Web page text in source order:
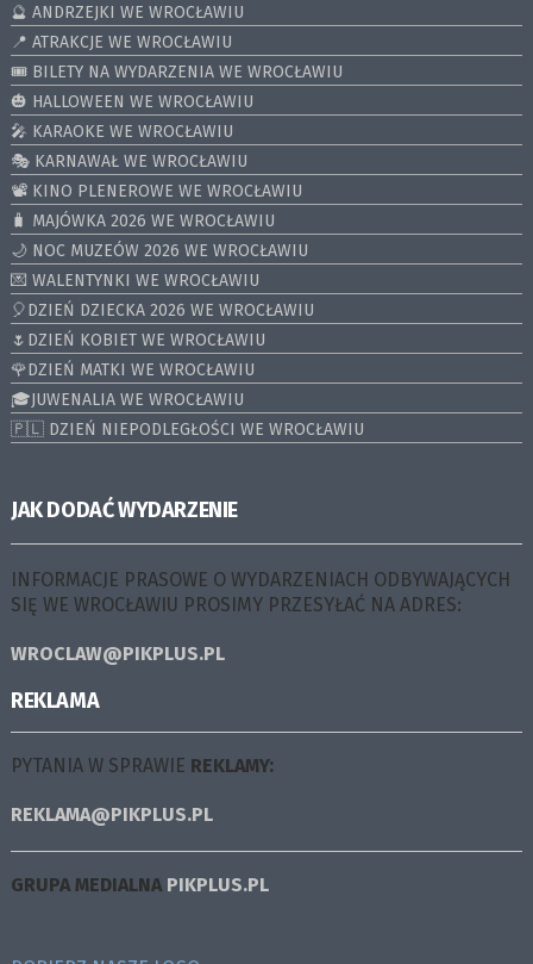
🔮 ANDRZEJKI WE WROCŁAWIU
📍 ATRAKCJE WE WROCŁAWIU
🎟️ BILETY NA WYDARZENIA WE WROCŁAWIU
🎃 HALLOWEEN WE WROCŁAWIU
🎤 KARAOKE WE WROCŁAWIU
🎭 KARNAWAŁ WE WROCŁAWIU
📽️ KINO PLENEROWE WE WROCŁAWIU
🧳 MAJÓWKA 2026 WE WROCŁAWIU
🌙 NOC MUZEÓW 2026 WE WROCŁAWIU
💌 WALENTYNKI WE WROCŁAWIU
🎈DZIEŃ DZIECKA 2026 WE WROCŁAWIU
🌷DZIEŃ KOBIET WE WROCŁAWIU
🌹DZIEŃ MATKI WE WROCŁAWIU
🎓JUWENALIA WE WROCŁAWIU
🇵🇱 DZIEŃ NIEPODLEGŁOŚCI WE WROCŁAWIU
JAK DODAĆ WYDARZENIE
INFORMACJE PRASOWE O WYDARZENIACH ODBYWAJĄCYCH
SIĘ WE WROCŁAWIU PROSIMY PRZESYŁAĆ NA ADRES:
WROCLAW@PIKPLUS.PL
REKLAMA
PYTANIA W SPRAWIE REKLAMY:
REKLAMA@PIKPLUS.PL
GRUPA MEDIALNA PIKPLUS.PL